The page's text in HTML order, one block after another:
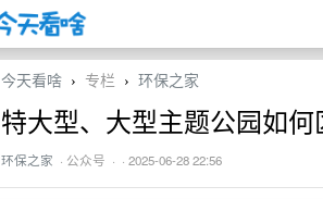
今天看啥 › 专栏 › 环保之家
特大型、大型主题公园如何
环保之家 · 公众号 · · 2025-06-28 22:56